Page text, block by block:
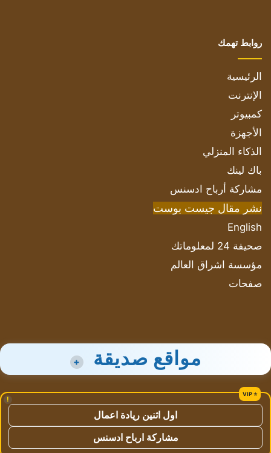
روابط تهمك
الرئيسية
الإنترنت
كمبيوتر
الأجهزة
الذكاء المنزلي
باك لينك
مشاركة أرباح ادسنس
نشر مقال جيست بوست
English
صحيفة 24 لمعلوماتك
مؤسسة اشراق العالم
صفحات
مواقع صديقة +
!
اول اثنين ريادة اعمال
مشاركة ارباح ادسنس